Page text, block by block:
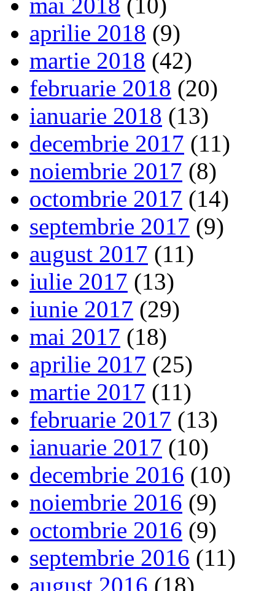
aprilie 2018 (9)
martie 2018 (42)
februarie 2018 (20)
ianuarie 2018 (13)
decembrie 2017 (11)
noiembrie 2017 (8)
octombrie 2017 (14)
septembrie 2017 (9)
august 2017 (11)
iulie 2017 (13)
iunie 2017 (29)
mai 2017 (18)
aprilie 2017 (25)
martie 2017 (11)
februarie 2017 (13)
ianuarie 2017 (10)
decembrie 2016 (10)
noiembrie 2016 (9)
octombrie 2016 (9)
septembrie 2016 (11)
august 2016 (18)